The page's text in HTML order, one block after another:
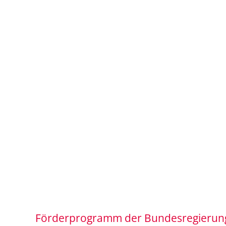
Förderprogramm der